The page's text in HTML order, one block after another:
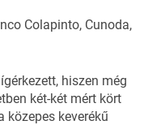
Colapinto, Cunoda,
hiszen még
két-két mért kört
közepes keverékű